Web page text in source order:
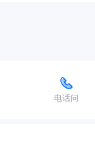
电话问